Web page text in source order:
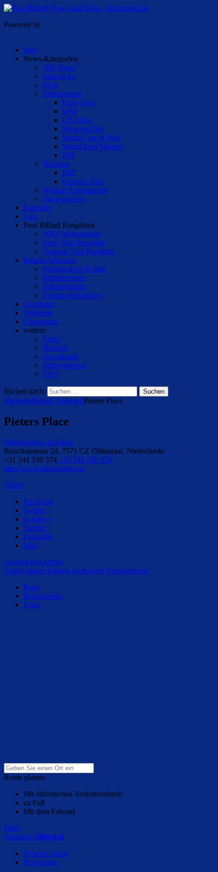
Powered by
Start
News-Kategorien
Alle News
Interviews
Blog
International
Euro-Tour
WM
US Open
Mosconi Cup
World Cup of Pool
World Pool Masters
EM
National
DM
German Tour
Women Tournaments
Showmatches
Kalender
Liga
Pool Billard Ranglisten
WPA Weltrangliste
Euro-Tour Rangliste
German Tour Rangliste
Billard-Adressen
Billardsalons & Bars
Billardvereine
Billardhändler
Eintrag hinzufügen
Cuemaker
Verbände
Champions
weitere
Links
Historie
Downloads
Bildergalerien
FAQ
Suchen nach:
StartseiteBillard-AdressenPieters Place
Pieters Place
Billardsalons und Bars
Bisschopstraat 24, 7571 CZ Oldenzaal, Niederlande
+31 541 530 374 +31 541 530 374
http://www.pietersplace.nl
Teilen
Facebook
Twitter
Google+
Tumblr
LinkedIn
Mail
Lesezeichen setzen
Gehört dieser Eintrag zu deinem Unternehmen?
Karte
Rezensionen
Fotos
Route planen
Mit öffentlichen Verkehrsmitteln
zu Fuß
Mit dem Fahrrad
Filter
Sortieren: Hilfreich
Neueste zuerst
Bewertung